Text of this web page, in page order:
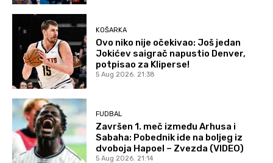
KOŠARKA
Ovo niko nije očekivao: Još jedan
Jokićev saigrač napustio Denver,
potpisao za Kliperse!
5 Aug 2026. 21:38
FUDBAL
Završen 1. meč između Arhusa i
Sabaha: Pobednik ide na boljeg iz
dvoboja Hapoel – Zvezda (VIDEO)
5 Aug 2026. 21:14